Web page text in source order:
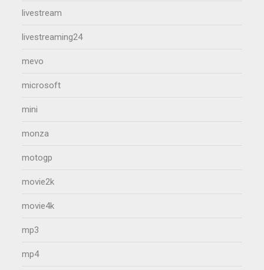
livestream
livestreaming24
mevo
microsoft
mini
monza
motogp
movie2k
movie4k
mp3
mp4